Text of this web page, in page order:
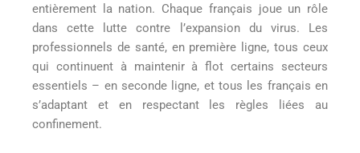
entièrement la nation. Chaque français joue un rôle
dans cette lutte contre l’expansion du virus. Les
professionnels de santé, en première ligne, tous ceux
qui continuent à maintenir à flot certains secteurs
essentiels – en seconde ligne, et tous les français en
s’adaptant et en respectant les règles liées au
confinement.